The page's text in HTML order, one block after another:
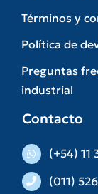
Términos y
Política de
Preguntas
industrial
Contacto
(+54) 11
(011)